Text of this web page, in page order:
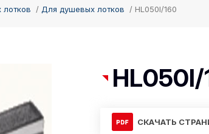
Для душевых лотков HL050I/160
HL050I/
СКАЧАТЬ